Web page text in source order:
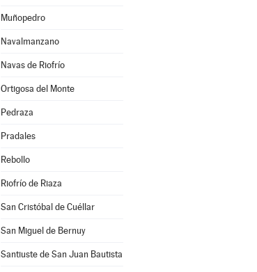
Muñopedro
Navalmanzano
Navas de Riofrío
Ortigosa del Monte
Pedraza
Pradales
Rebollo
Riofrío de Riaza
San Cristóbal de Cuéllar
San Miguel de Bernuy
Santiuste de San Juan Bautista